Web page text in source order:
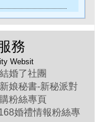
務
Websit
婚了社團
娘秘書-新秘派對
粉絲專頁
婚禮情報粉絲專